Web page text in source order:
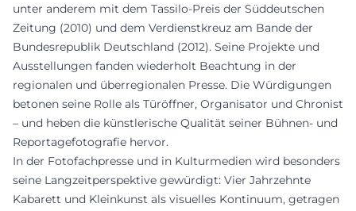
unter anderem mit dem Tassilo-Preis der Süddeutschen
Zeitung (2010) und dem Verdienstkreuz am Bande der
Bundesrepublik Deutschland (2012). Seine Projekte und
Ausstellungen fanden wiederholt Beachtung in der
regionalen und überregionalen Presse. Die Würdigungen
betonen seine Rolle als Türöffner, Organisator und Chronist
– und heben die künstlerische Qualität seiner Bühnen- und
Reportagefotografie hervor.
In der Fotofachpresse und in Kulturmedien wird besonders
seine Langzeitperspektive gewürdigt: Vier Jahrzehnte
Kabarett und Kleinkunst als visuelles Kontinuum, getragen